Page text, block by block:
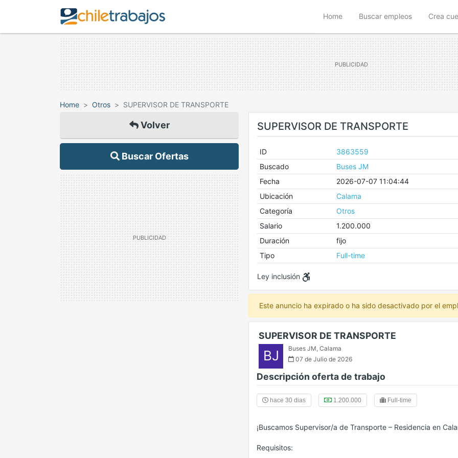
Home(current)Buscar empleos Crea
Home Otros SUPERVISOR DE TRANSPORTE
Volver
Buscar Ofertas
SUPERVISOR DE TRANSPORTE
ID
3863559
Buscado
Buses JM
Fecha
2026-07-07 11:04:44
Ubicación
Calama
Categoría
Otros
Salario
1.200.000
Duración
fijo
Tipo
Full-time
Ley inclusión
Este anuncio ha expirado o ha sido desactivado por el
SUPERVISOR DE TRANSPORTE
BJ Buses JM, Calama
07 de Julio de 2026
Descripción oferta de trabajo
hace 30 dias 1.200.000 Full-time
¡Buscamos Supervisor/a de Transporte – Residencia en
Requisitos: